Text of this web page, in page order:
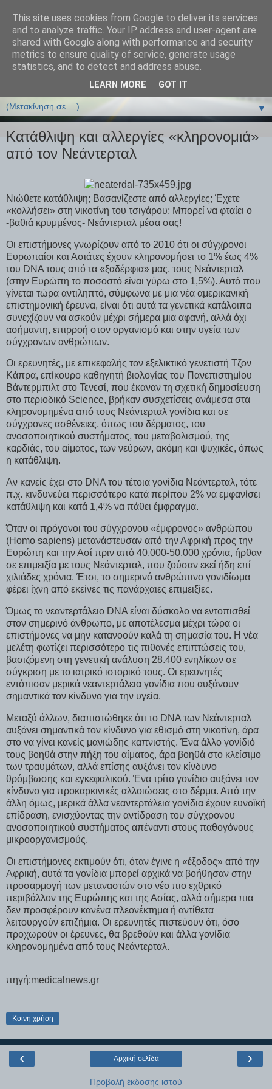
ΒΙΟΛΟΓΙΑonline.gr
Online Μαθήματα Βιολογίας
▼
Κατάθλιψη και αλλεργίες «κληρονομιά»
από τον Νεάντερταλ
Νιώθετε κατάθλιψη; Βασανίζεστε από αλλεργίες; Έχετε
«κολλήσει» στη νικοτίνη του τσιγάρου; Μπορεί να φταίει ο
-βαθιά κρυμμένος- Νεάντερταλ μέσα σας!
Οι επιστήμονες γνωρίζουν από το 2010 ότι οι σύγχρονοι
Ευρωπαίοι και Ασιάτες έχουν κληρονομήσει το 1% έως 4%
του DNA τους από τα «ξαδέρφια» μας, τους Νεάντερταλ
(στην Ευρώπη το ποσοστό είναι γύρω στο 1,5%). Αυτό που
γίνεται τώρα αντιληπτό, σύμφωνα με μια νέα αμερικανική
επιστημονική έρευνα, είναι ότι αυτά τα γενετικά κατάλοιπα
συνεχίζουν να ασκούν μέχρι σήμερα μια αφανή, αλλά όχι
ασήμαντη, επιρροή στον οργανισμό και στην υγεία των
σύγχρονων ανθρώπων.
Οι ερευνητές, με επικεφαλής τον εξελικτικό γενετιστή Τζον
Κάπρα, επίκουρο καθηγητή βιολογίας του Πανεπιστημίου
Βάντερμπιλτ στο Τενεσί, που έκαναν τη σχετική δημοσίευση
στο περιοδικό Science, βρήκαν συσχετίσεις ανάμεσα στα
κληρονομημένα από τους Νεάντερταλ γονίδια και σε
σύγχρονες ασθένειες, όπως του δέρματος, του
ανοσοποιητικού συστήματος, του μεταβολισμού, της
καρδιάς, του αίματος, των νεύρων, ακόμη και ψυχικές, όπως
η κατάθλιψη.
Αν κανείς έχει στο DNA του τέτοια γονίδια Νεάντερταλ, τότε
π.χ. κινδυνεύει περισσότερο κατά περίπου 2% να εμφανίσει
κατάθλιψη και κατά 1,4% να πάθει έμφραγμα.
Όταν οι πρόγονοι του σύγχρονου «έμφρονος» ανθρώπου
(Homo sapiens) μετανάστευσαν από την Αφρική προς την
Ευρώπη και την Ασί πριν από 40.000-50.000 χρόνια, ήρθαν
σε επιμειξία με τους Νεάντερταλ, που ζούσαν εκεί ήδη επί
χιλιάδες χρόνια. Έτσι, το σημερινό ανθρώπινο γονιδίωμα
φέρει ίχνη από εκείνες τις πανάρχαιες επιμειξίες.
Όμως το νεαντερτάλειο DNA είναι δύσκολο να εντοπισθεί
στον σημερινό άνθρωπο, με αποτέλεσμα μέχρι τώρα οι
επιστήμονες να μην κατανοούν καλά τη σημασία του. Η νέα
μελέτη φωτίζει περισσότερο τις πιθανές επιπτώσεις του,
βασιζόμενη στη γενετική ανάλυση 28.400 ενηλίκων σε
σύγκριση με το ιατρικό ιστορικό τους. Οι ερευνητές
εντόπισαν μερικά νεαντερτάλεια γονίδια που αυξάνουν
σημαντικά τον κίνδυνο για την υγεία.
Μεταξύ άλλων, διαπιστώθηκε ότι το DNA των Νεάντερταλ
αυξάνει σημαντικά τον κίνδυνο για εθισμό στη νικοτίνη, άρα
στο να γίνει κανείς μανιώδης καπνιστής. Ένα άλλο γονίδιό
τους βοηθά στην πήξη του αίματος, άρα βοηθά στο κλείσιμο
των τραυμάτων, αλλά επίσης αυξάνει τον κίνδυνο
θρόμβωσης και εγκεφαλικού. Ένα τρίτο γονίδιο αυξάνει τον
κίνδυνο για προκαρκινικές αλλοιώσεις στο δέρμα. Από την
άλλη όμως, μερικά άλλα νεαντερτάλεια γονίδια έχουν ευνοϊκή
επίδραση, ενισχύοντας την αντίδραση του σύγχρονου
ανοσοποιητικού συστήματος απέναντι στους παθογόνους
μικροοργανισμούς.
Οι επιστήμονες εκτιμούν ότι, όταν έγινε η «έξοδος» από την
Αφρική, αυτά τα γονίδια μπορεί αρχικά να βοήθησαν στην
προσαρμογή των μεταναστών στο νέο πιο εχθρικό
περιβάλλον της Ευρώπης και της Ασίας, αλλά σήμερα πια
δεν προσφέρουν κανένα πλεονέκτημα ή αντίθετα
λειτουργούν επιζήμια. Οι ερευνητές πιστεύουν ότι, όσο
προχωρούν οι έρευνες, θα βρεθούν και άλλα γονίδια
κληρονομημένα από τους Νεάντερταλ.
πηγή:medicalnews.gr
Κοινή χρήση
‹ ›
Αρχική σελίδα
Προβολή έκδοσης ιστού
This site uses cookies from Google to deliver its services
and to analyze traffic. Your IP address and user-agent are
shared with Google along with performance and security
metrics to ensure quality of service, generate usage
statistics, and to detect and address abuse.
LEARN MORE GOT IT